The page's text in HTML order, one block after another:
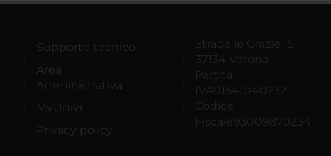
Supporto tecnico
Area
Amministrativa
MyUnivr
Privacy policy
Strada le Grazie 15
37134 Verona
Partita
IVA01541040232
Codice
Fiscale93009870234